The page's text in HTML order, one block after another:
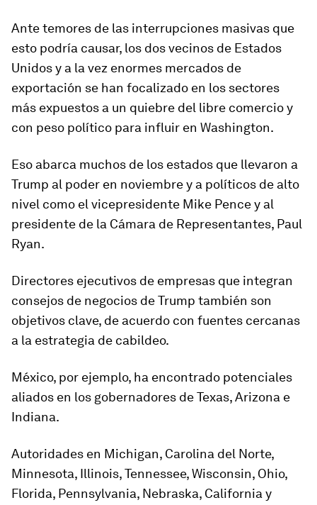
Ante temores de las interrupciones masivas que
esto podría causar, los dos vecinos de Estados
Unidos y a la vez enormes mercados de
exportación se han focalizado en los sectores
más expuestos a un quiebre del libre comercio y
con peso político para influir en Washington.
Eso abarca muchos de los estados que llevaron a
Trump al poder en noviembre y a políticos de alto
nivel como el vicepresidente Mike Pence y al
presidente de la Cámara de Representantes, Paul
Ryan.
Directores ejecutivos de empresas que integran
consejos de negocios de Trump también son
objetivos clave, de acuerdo con fuentes cercanas
a la estrategia de cabildeo.
México, por ejemplo, ha encontrado potenciales
aliados en los gobernadores de Texas, Arizona e
Indiana.
Autoridades en Michigan, Carolina del Norte,
Minnesota, Illinois, Tennessee, Wisconsin, Ohio,
Florida, Pennsylvania, Nebraska, California y